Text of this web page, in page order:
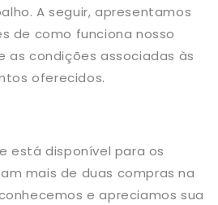
A seguir, apresentamos
de como funciona nosso
as condições associadas às
oferecidos.
está disponível para os
mais de duas compras na
e apreciamos sua